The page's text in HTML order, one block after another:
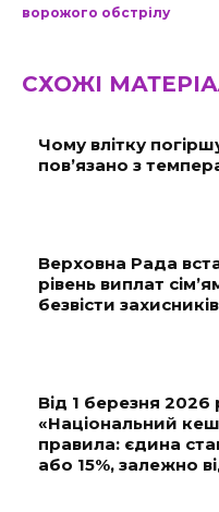
ворожого обстрілу
СХОЖІ
Чому влітку
пов’язано з
Верховна Рада
рівень виплат
безвісти
Від 1 березня
«Національний
правила: єдина
або 15%, залежно